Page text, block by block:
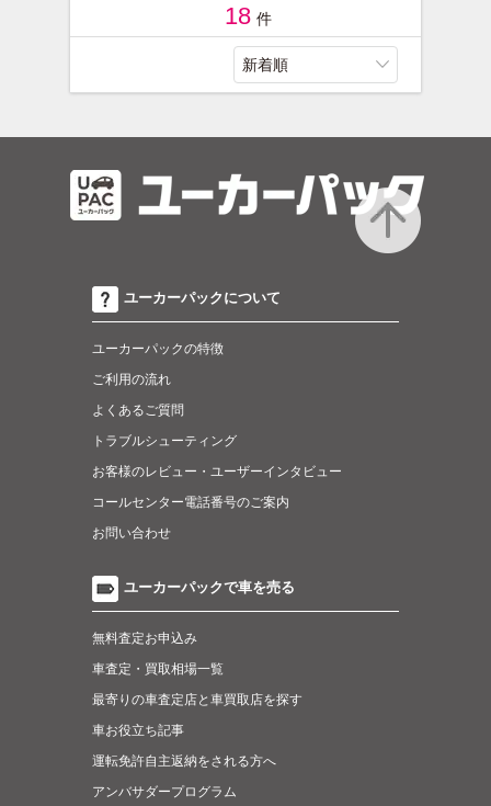
18 件
ユーカーパックについて
ユーカーパックの特徴
ご利用の流れ
よくあるご質問
トラブルシューティング
お客様のレビュー・ユーザーインタビュー
コールセンター電話番号のご案内
お問い合わせ
ユーカーパックで車を売る
無料査定お申込み
車査定・買取相場一覧
最寄りの車査定店と車買取店を探す
車お役立ち記事
運転免許自主返納をされる方へ
アンバサダープログラム